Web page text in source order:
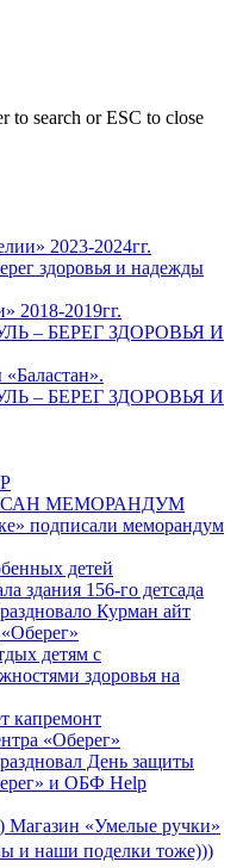
to search or ESC to close
2023-2024гг.
здоровья и надежды
2018-2019гг.
– БЕРЕГ ЗДОРОВЬЯ И
– БЕРЕГ ЗДОРОВЬЯ И
МЕМОРАНДУМ
подписали меморандум
детей
здания 156-го детсада
Курман айт
детям с
здоровья на
капремонт
«Оберег»
День защиты
и ОБФ Help
Магазин «Умелые ручки»
и наши поделки тоже)))